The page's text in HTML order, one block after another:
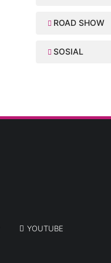
ROAD SHOW
SOSIAL
YOUTUBE